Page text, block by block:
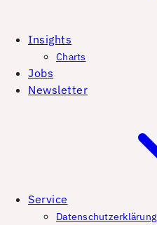
Insights
Charts
Jobs
Newsletter
Service
Datenschutzerklärung